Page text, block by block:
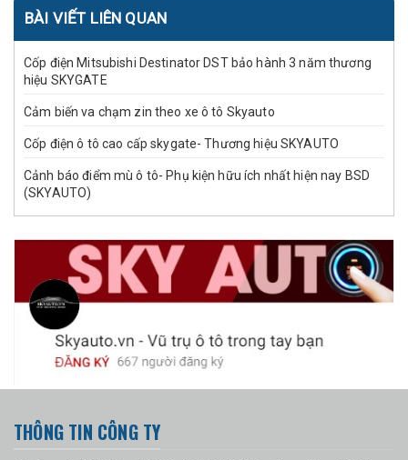
BÀI VIẾT LIÊN QUAN
Cốp điện Mitsubishi Destinator DST bảo hành 3 năm thương
hiệu SKYGATE
Cảm biến va chạm zin theo xe ô tô Skyauto
Cốp điện ô tô cao cấp skygate- Thương hiệu SKYAUTO
Cảnh báo điểm mù ô tô- Phụ kiện hữu ích nhất hiện nay BSD
(SKYAUTO)
THÔNG TIN CÔNG TY